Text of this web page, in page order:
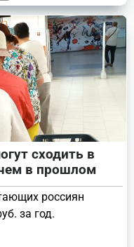
сходить в
в прошлом
россиян
за год.